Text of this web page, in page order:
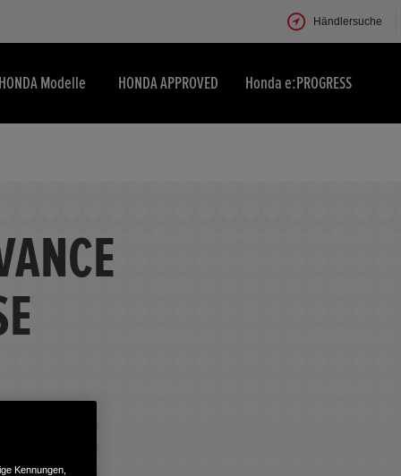
Händlersuche
Modelle HONDA APPROVED Honda e:PROGRESS
Kennungen,